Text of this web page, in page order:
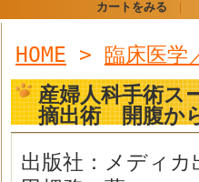
カートをみる
HOME > 臨床医学
産婦人科手術
摘出術 開腹か
出版社：メディカ